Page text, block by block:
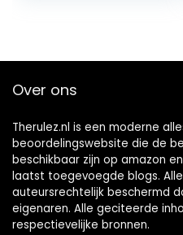
Over ons
Therulez.nl is een moderne
beoordelingswebsite die de
beschikbaar zijn op amazon
laatst toegevoegde blogs.
auteursrechtelijk beschermd
eigenaren. Alle geciteerde
respectievelijke bronnen.